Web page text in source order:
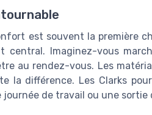
est souvent la première
central. Imaginez-vous
au rendez-vous. Les
la différence. Les Clarks
de travail ou une